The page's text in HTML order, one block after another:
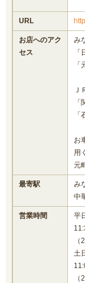
URL
お店へのアク
セス
み
Ｊ
お
用
元
最寄駅
み
中
営業時間
平
土